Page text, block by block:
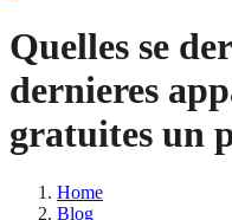
Quelles se
dernieres
gratuites un
Home
Blog